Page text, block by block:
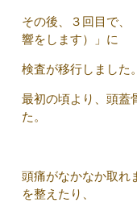
その後、３回目で、
響をします）」に
検査が移行しました。
最初の頃より、頭蓋
た。
頭痛がなかなか取れ
を整えたり、